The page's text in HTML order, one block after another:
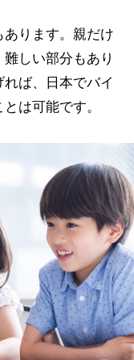
ります。親だけ
しい部分もあり
ば、日本でバイ
は可能です。